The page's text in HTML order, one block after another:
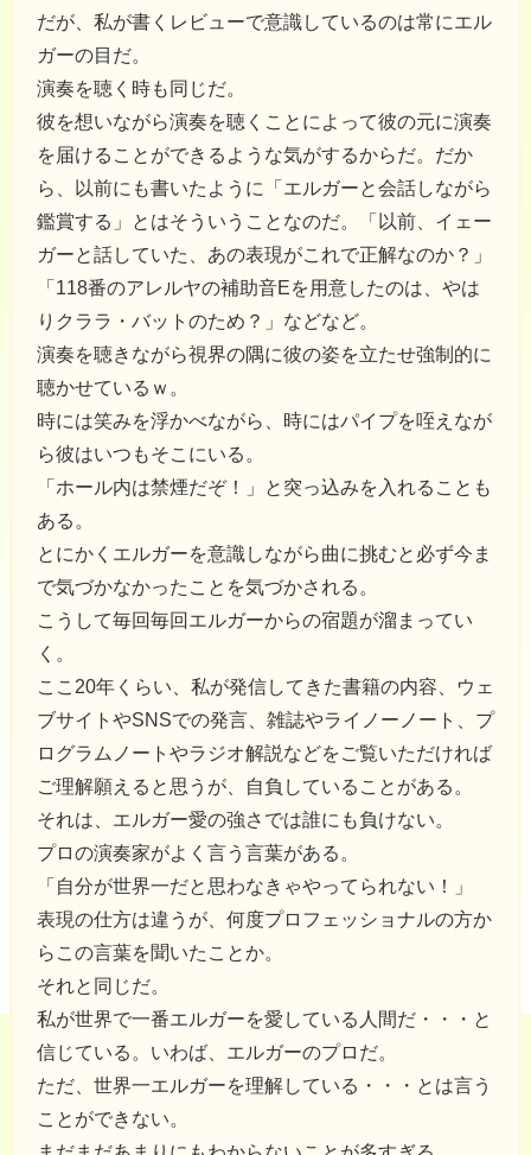
だが、私が書くレビューで意識しているのは常にエル
ガーの目だ。
演奏を聴く時も同じだ。
彼を想いながら演奏を聴くことによって彼の元に演奏
を届けることができるような気がするからだ。だか
ら、以前にも書いたように「エルガーと会話しながら
鑑賞する」とはそういうことなのだ。「以前、イェー
ガーと話していた、あの表現がこれで正解なのか？」
「118番のアレルヤの補助音Eを用意したのは、やは
りクララ・バットのため？」などなど。
演奏を聴きながら視界の隅に彼の姿を立たせ強制的に
聴かせているｗ。
時には笑みを浮かべながら、時にはパイプを咥えなが
ら彼はいつもそこにいる。
「ホール内は禁煙だぞ！」と突っ込みを入れることも
ある。
とにかくエルガーを意識しながら曲に挑むと必ず今ま
で気づかなかったことを気づかされる。
こうして毎回毎回エルガーからの宿題が溜まってい
く。
ここ20年くらい、私が発信してきた書籍の内容、ウェ
ブサイトやSNSでの発言、雑誌やライノーノート、プ
ログラムノートやラジオ解説などをご覧いただければ
ご理解願えると思うが、自負していることがある。
それは、エルガー愛の強さでは誰にも負けない。
プロの演奏家がよく言う言葉がある。
「自分が世界一だと思わなきゃやってられない！」
表現の仕方は違うが、何度プロフェッショナルの方か
らこの言葉を聞いたことか。
それと同じだ。
私が世界で一番エルガーを愛している人間だ・・・と
信じている。いわば、エルガーのプロだ。
ただ、世界一エルガーを理解している・・・とは言う
ことができない。